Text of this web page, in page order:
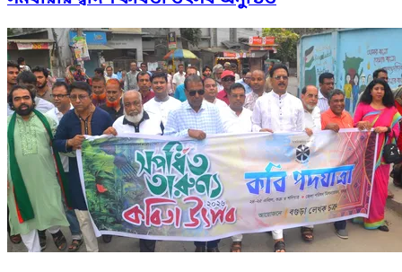
সমধারার দ্বাদশ কবিতা উৎসব অনুষ্ঠিত